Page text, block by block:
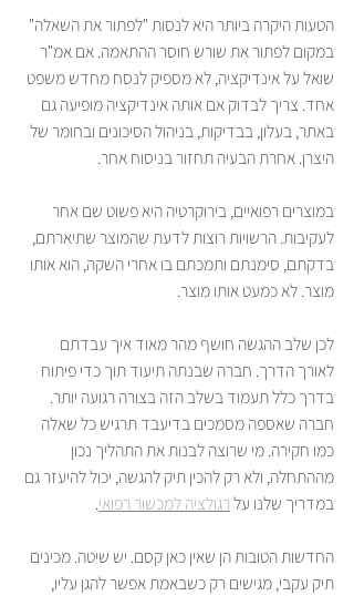
הטעות היקרה ביותר היא לנסות "לפתור את השאלה"
במקום לפתור את שורש חוסר ההתאמה. אם אמ"ר
שואל על אינדיקציה, לא מספיק לנסח מחדש משפט
אחד. צריך לבדוק אם אותה אינדיקציה מופיעה גם
באתר, בעלון, בבדיקות, בניהול הסיכונים ובחומר של
היצרן. אחרת הבעיה תחזור בניסוח אחר.
במוצרים רפואיים, בירוקרטיה היא פשוט שם אחר
לעקיבות. הרשויות רוצות לדעת שהמוצר שתיארתם,
בדקתם, סימנתם ותמכתם בו אחרי השקה, הוא אותו
מוצר. לא כמעט אותו מוצר.
לכן שלב ההגשה חושף מהר מאוד איך עבדתם
לאורך הדרך. חברה שבנתה תיעוד תוך כדי פיתוח
בדרך כלל תעמוד בשלב הזה בצורה רגועה יותר.
חברה שאספה מסמכים בדיעבד תרגיש כל שאלה
כמו חקירה. מי שרוצה לבנות את התהליך נכון
מההתחלה, ולא רק להכין תיק להגשה, יכול להיעזר גם
במדריך שלנו על רגולציה למכשור רפואי.
החדשות הטובות הן שאין כאן קסם. יש שיטה. מכינים
תיק עקבי, מגישים רק כשבאמת אפשר להגן עליו,